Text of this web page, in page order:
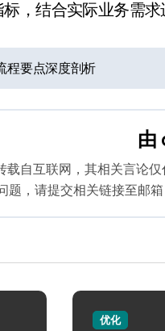
标，结合实际业务需
程要点深度剖析
由
载自互联网，其相关言论
题，请提交相关链接至邮
优化